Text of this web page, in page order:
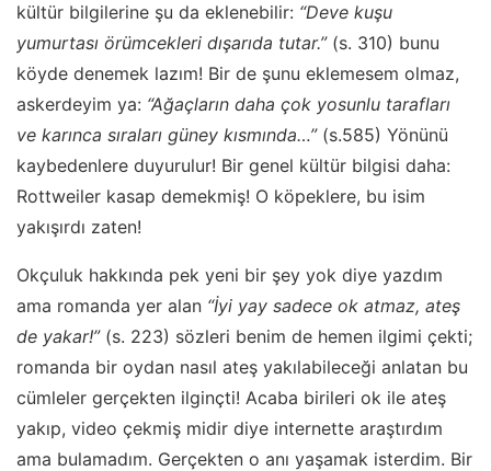
kültür bilgilerine şu da eklenebilir: “Deve kuşu
yumurtası örümcekleri dışarıda tutar.”(s. 310) bunu
köyde denemek lazım! Bir de şunu eklemesem olmaz,
askerdeyim ya: “Ağaçların daha çok yosunlu tarafları
ve karınca sıraları güney kısmında…”(s.585) Yönünü
kaybedenlere duyurulur! Bir genel kültür bilgisi daha:
Rottweiler kasap demekmiş! O köpeklere, bu isim
yakışırdı zaten!
Okçuluk hakkında pek yeni bir şey yok diye yazdım
ama romanda yer alan “İyi yay sadece ok atmaz, ateş
de yakar!”(s. 223) sözleri benim de hemen ilgimi çekti;
romanda bir oydan nasıl ateş yakılabileceği anlatan bu
cümleler gerçekten ilginçti! Acaba birileri ok ile ateş
yakıp, video çekmiş midir diye internette araştırdım
ama bulamadım. Gerçekten o anı yaşamak isterdim. Bir